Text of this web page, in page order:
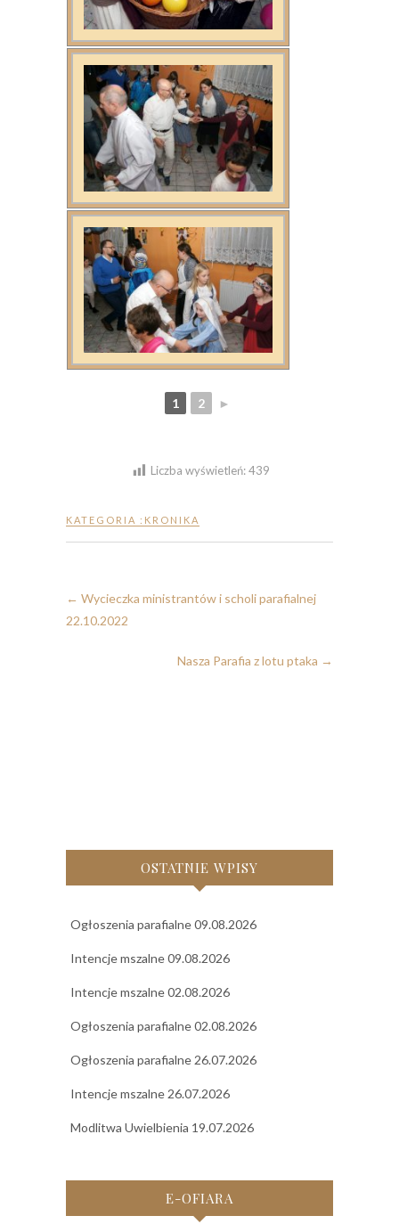
1 2 ►
Liczba wyświetleń: 439
KATEGORIA : KRONIKA
← Wycieczka ministrantów i scholi parafialnej
22.10.2022
Nasza Parafia z lotu ptaka →
OSTATNIE WPISY
Ogłoszenia parafialne 09.08.2026
Intencje mszalne 09.08.2026
Intencje mszalne 02.08.2026
Ogłoszenia parafialne 02.08.2026
Ogłoszenia parafialne 26.07.2026
Intencje mszalne 26.07.2026
Modlitwa Uwielbienia 19.07.2026
E-OFIARA